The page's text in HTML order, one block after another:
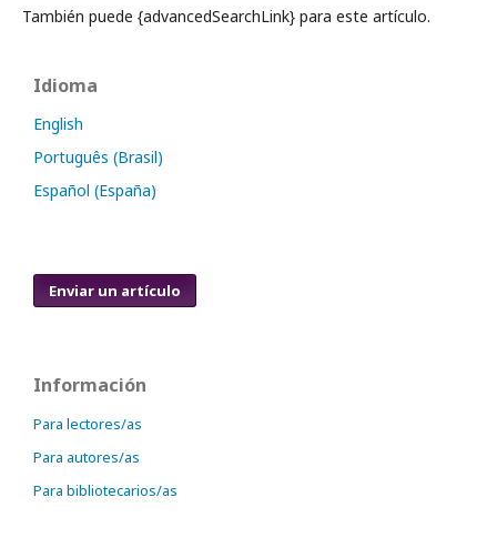
También puede {advancedSearchLink} para este artículo.
Idioma
English
Português (Brasil)
Español (España)
Enviar un artículo
Información
Para lectores/as
Para autores/as
Para bibliotecarios/as